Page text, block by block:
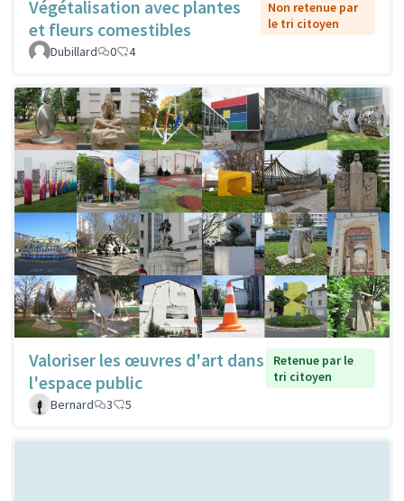
Végétalisation avec plantes
et fleurs comestibles
Non retenue par
le tri citoyen
Dubillard
0 4
Valoriser les œuvres d'art dans
l'espace public
Retenue par le
tri citoyen
Bernard
3 5